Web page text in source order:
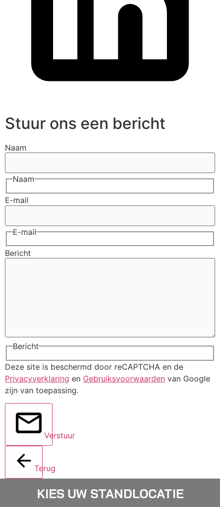
Stuur ons een bericht
Naam
Naam
E-mail
E-mail
Bericht
Bericht
Deze site is beschermd door reCAPTCHA en de
Privacyverklaring en Gebruiksvoorwaarden van Google
zijn van toepassing.
Verstuur
Terug
KIES UW STANDLOCATIE